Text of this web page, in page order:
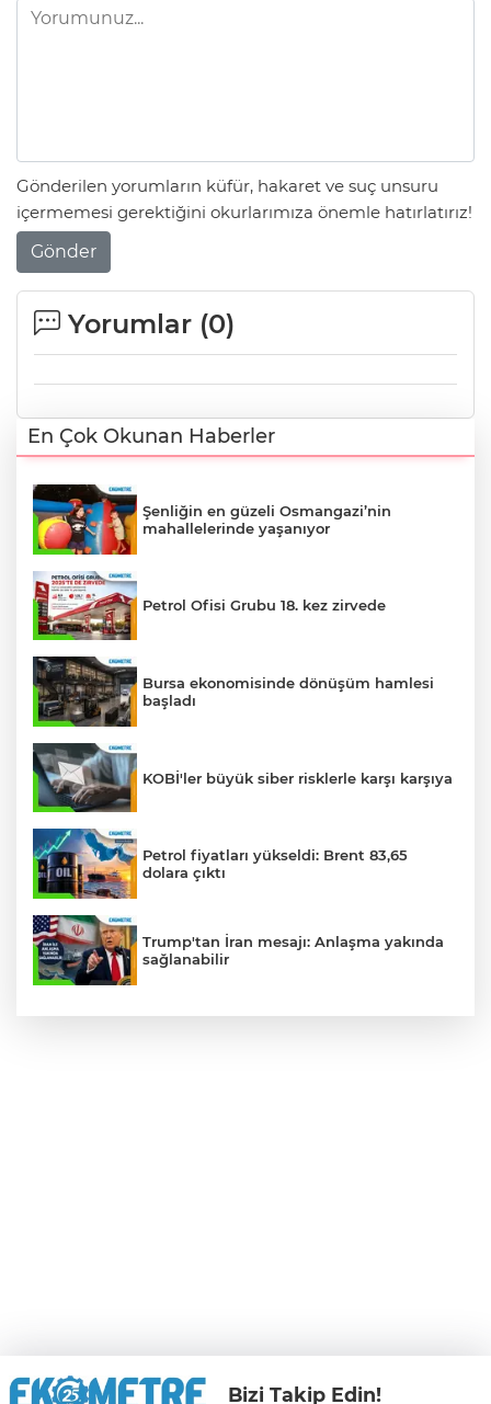
Gönderilen yorumların küfür, hakaret ve suç unsuru
içermemesi gerektiğini okurlarımıza önemle hatırlatırız!
Gönder
Yorumlar (0)
En Çok Okunan Haberler
Şenliğin en güzeli Osmangazi’nin
mahallelerinde yaşanıyor
Petrol Ofisi Grubu 18. kez zirvede
Bursa ekonomisinde dönüşüm hamlesi
başladı
KOBİ'ler büyük siber risklerle karşı karşıya
Petrol fiyatları yükseldi: Brent 83,65
dolara çıktı
Trump'tan İran mesajı: Anlaşma yakında
sağlanabilir
Bizi Takip Edin!